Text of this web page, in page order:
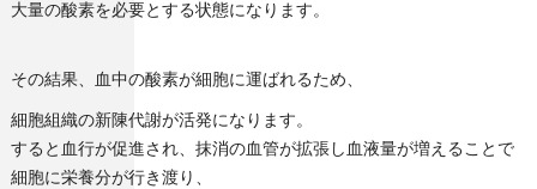
大量の酸素を必要とする状態になります。
その結果、血中の酸素が細胞に運ばれるため、
細胞組織の新陳代謝が活発になります。
すると血行が促進され、抹消の血管が拡張し血液量が増えることで
細胞に栄養分が行き渡り、